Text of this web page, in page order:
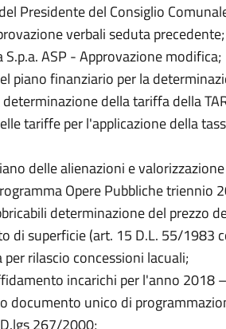
Presidente del Consiglio
verbali seduta precedente;
ASP - Approvazione modifica;
piano finanziario per la
della tariffa della
tariffe per l'applicazione della
delle alienazioni e
Opere Pubbliche triennio
determinazione del prezzo
di superficie (art. 15 D.L. 55/1983
rilascio concessioni lacuali;
incarichi per l'anno 2018
documento unico di
267/2000;